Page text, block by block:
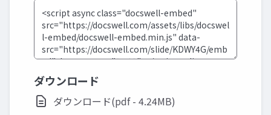
ダウンロード
ダウンロード(pdf - 4.24MB)